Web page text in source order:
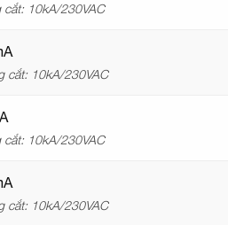
10kA/230VAC
cắt: 10kA/230VAC
10kA/230VAC
cắt: 10kA/230VAC